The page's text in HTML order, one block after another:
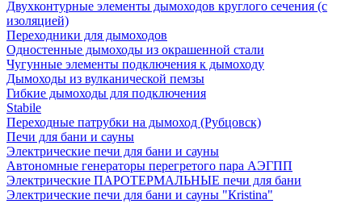
Двухконтурные элементы дымоходов круглого сечения (с
изоляцией)
Переходники для дымоходов
Одностенные дымоходы из окрашенной стали
Чугунные элементы подключения к дымоходу
Дымоходы из вулканической пемзы
Гибкие дымоходы для подключения
Stabile
Переходные патрубки на дымоход (Рубцовск)
Печи для бани и сауны
Электрические печи для бани и сауны
Автономные генераторы перегретого пара АЭГПП
Электрические ПАРОТЕРМАЛЬНЫЕ печи для бани
Электрические печи для бани и сауны "Кristina"